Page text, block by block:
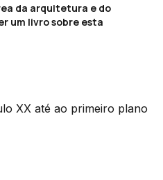
da arquitetura e do
um livro sobre esta
XX até ao primeiro plano